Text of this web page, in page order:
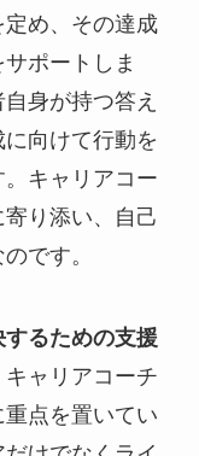
め、その達成
ポートしま
身が持つ答え
向けて行動を
キャリアコー
り添い、自己
です。
るための支援
ャリアコーチ
重点を置いてい